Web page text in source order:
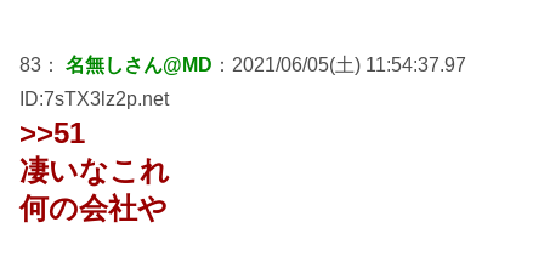
83： 名無しさん@MD ：2021/06/05(土) 11:54:37.97
ID:7sTX3lz2p.net
>>51
凄いなこれ
何の会社や